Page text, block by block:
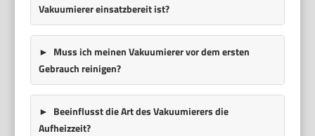
Vakuumierer einsatzbereit ist?
Muss ich meinen Vakuumierer vor dem ersten
Gebrauch reinigen?
Beeinflusst die Art des Vakuumierers die
Aufheizzeit?